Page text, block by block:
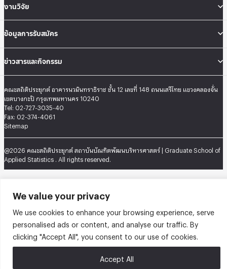
We value your privacy
We use cookies to enhance your browsing experience, serve
personalised ads or content, and analyse our traffic. By
clicking "Accept All", you consent to our use of cookies.
Accept All
งานวิจัย
ข้อมูลการรับสมัคร
ข่าวสารและกิจกรรม
คณะสถิติประยุกต์ อาคารนวมินทราธิราช ชั้น 12 เลขที่ 148 ถนนเสรีไทย แขวงคลองจั่น
เขตบางกะปิ กรุงเทพมหานคร 10240
Tel: 02-727-3035-40
Fax: 02-374-4061
Sitemap
@2026 คณะสถิติประยุกต์ สถาบันบัณฑิตพัฒนบริหารศาสตร์ | Graduate School of
Applied Statistics . All rights reserved.